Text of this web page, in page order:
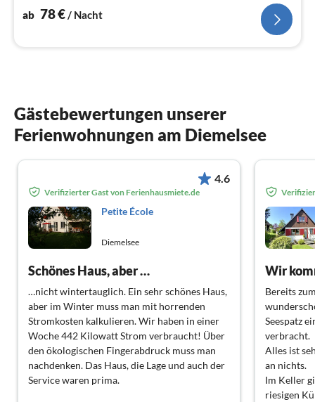
Waldrandlage.
ab 78€/ Nacht
Gästebewertungen unserer
Ferienwohnungen am Diemelsee
4.6
Verifizierter Gast von Ferienhausmiete.de
Petite École
Diemelsee
Schönes Haus, aber …
…nicht wintertauglich. Ein sehr schönes Haus,
aber im Winter muss man mit horrenden
Stromkosten kalkulieren. Wir haben in einer
Woche 442 Kilowatt Strom verbraucht! Über
den ökologischen Fingerabdruck muss man
nachdenken. Das Haus, die Lage und auch der
Service waren prima.
Wir
Bereits
Seespatz
verbracht.
Alles ist
an nichts.
Im Keller
riesigen